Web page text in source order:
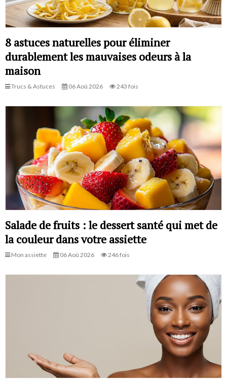
8 astuces naturelles pour éliminer
durablement les mauvaises odeurs à la
maison
Trucs & Astuces 06 Aoû 2026 243 fois
Salade de fruits : le dessert santé qui met de
la couleur dans votre assiette
Mon assiette 06 Aoû 2026 246 fois